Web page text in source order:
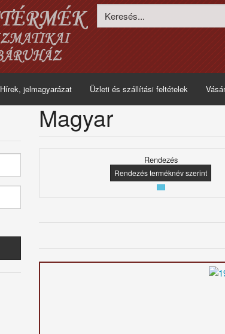
Hírek, jelmagyarázat Üzleti és szállítási feltételek
Magyar
Rendezés
Rendezés terméknév szerint